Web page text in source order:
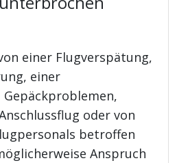
einer Flugverspätung,
einer
oder von
betroffen
Anspruch